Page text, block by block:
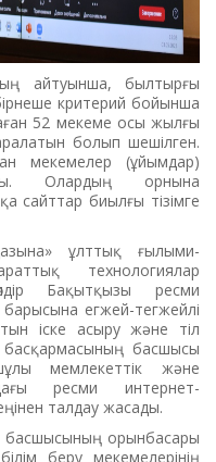
айтуынша, былтырғы
критерий бойынша
52 мекеме осы жылғы
болып шешілген.
мекемелер (ұйымдар)
Олардың орнына
сайттар биылғы тізімге
ұлттық ғылыми-
технологиялар
Бақытқызы ресми
барысына егжей-тегжейлі
іске асыру және тіл
басшысы
мемлекеттік және
ресми интернет-
талдау жасады.
басшысының орынбасары
беру мекемелерінің